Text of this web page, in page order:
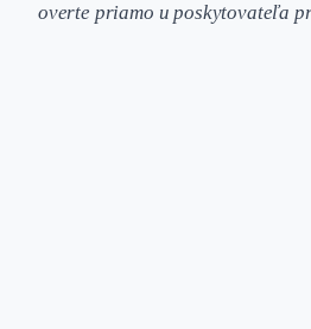
overte priamo u poskytovateľa